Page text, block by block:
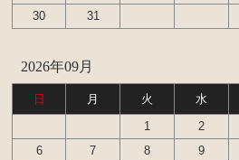
30
31
2026年09月
日 月 火 水
1
2
6
7 8 9